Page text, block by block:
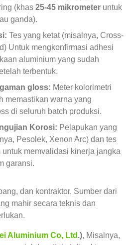
(khas 25-45 mikrometer untuk
ganda).
Tes yang ketat (misalnya, Cross-
Untuk mengkonfirmasi adhesi
aluminium yang sudah
terbentuk.
gloss: Meter kolorimetri
memastikan warna yang
di seluruh batch produksi.
Korosi: Pelapukan yang
Pesolek, Xenon Arc) dan tes
untuk memvalidasi kinerja jangka
garansi.
dan kontraktor, Sumber dari
mahir secara teknis dan
Aluminium Co, Ltd .), Misalnya,